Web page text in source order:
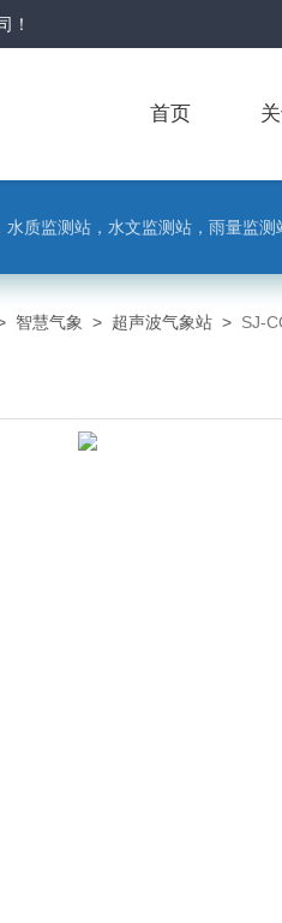
！
首页
水质监测站，水文监测站，雨量监
智慧气象 > 超声波气象站 > SJ-